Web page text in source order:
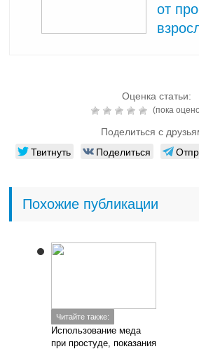
от
Оценка статьи:
(пока
Поделиться с
Твитнуть Поделиться
Похожие публикации
Читайте также:
Использование меда
при простуде, показания